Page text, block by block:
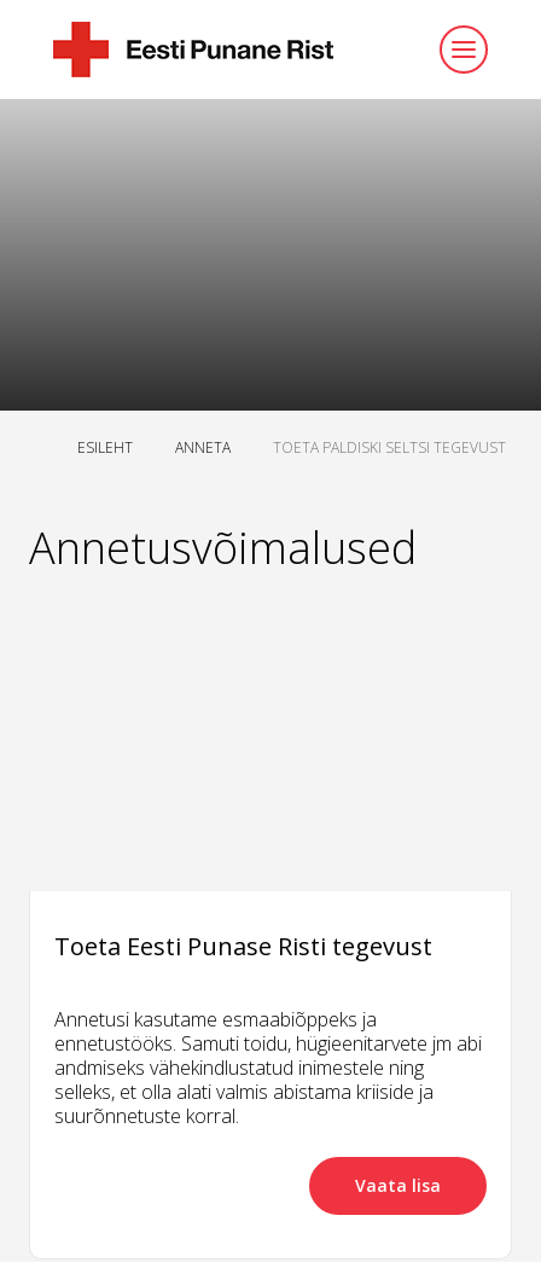
ESILEHT ANNETA TOETA PALDISKI SELTSI TEGEVUST
Annetusvõimalused
Toeta Eesti Punase Risti tegevust
Annetusi kasutame esmaabiõppeks ja
ennetustööks. Samuti toidu, hügieenitarvete jm abi
andmiseks vähekindlustatud inimestele ning
selleks, et olla alati valmis abistama kriiside ja
suurõnnetuste korral.
Vaata lisa